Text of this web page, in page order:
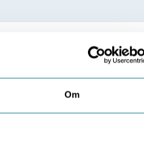
Om
sine standard progressive
lavt til høyt
svært robust og